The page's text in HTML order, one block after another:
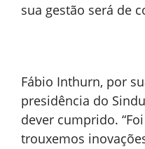
sua gestão será de
Fábio Inthurn, por
presidência do
dever cumprido.
trouxemos